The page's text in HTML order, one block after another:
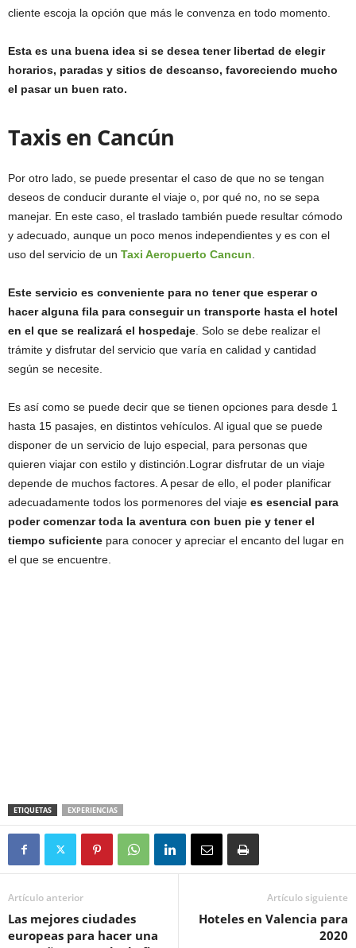
cliente escoja la opción que más le convenza en todo momento.
Esta es una buena idea si se desea tener libertad de elegir
horarios, paradas y sitios de descanso, favoreciendo mucho
el pasar un buen rato.
Taxis en Cancún
Por otro lado, se puede presentar el caso de que no se tengan
deseos de conducir durante el viaje o, por qué no, no se sepa
manejar. En este caso, el traslado también puede resultar cómodo
y adecuado, aunque un poco menos independientes y es con el
uso del servicio de un Taxi Aeropuerto Cancun.
Este servicio es conveniente para no tener que esperar o
hacer alguna fila para conseguir un transporte hasta el hotel
en el que se realizará el hospedaje. Solo se debe realizar el
trámite y disfrutar del servicio que varía en calidad y cantidad
según se necesite.
Es así como se puede decir que se tienen opciones para desde 1
hasta 15 pasajes, en distintos vehículos. Al igual que se puede
disponer de un servicio de lujo especial, para personas que
quieren viajar con estilo y distinción.Lograr disfrutar de un viaje
depende de muchos factores. A pesar de ello, el poder planificar
adecuadamente todos los pormenores del viaje es esencial para
poder comenzar toda la aventura con buen pie y tener el
tiempo suficiente para conocer y apreciar el encanto del lugar en
el que se encuentre.
ETIQUETAS EXPERIENCIAS
Artículo anterior
Las mejores ciudades
europeas para hacer una
Artículo siguiente
Hoteles en Valencia para
2020